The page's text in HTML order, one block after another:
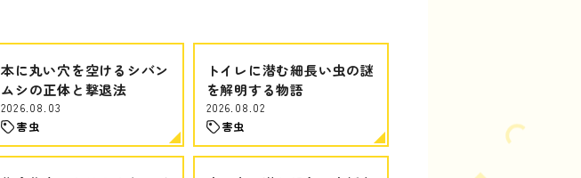
本に丸い穴を空けるシバン
ムシの正体と撃退法
2026.08.03
害虫
トイレに潜む細長い虫の謎
を解明する物語
2026.08.02
害虫